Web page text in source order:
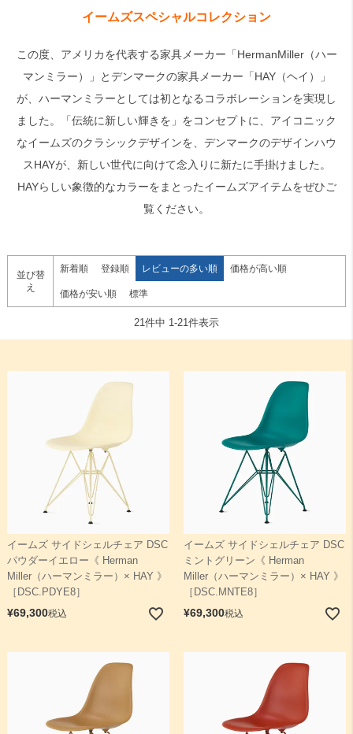
検索
イームズスペシャルコレクション
この度、アメリカを代表する家具メーカー「HermanMiller（ハー
マンミラー）」とデンマークの家具メーカー「HAY（ヘイ）」
が、ハーマンミラーとしては初となるコラボレーションを実現し
ました。「伝統に新しい輝きを」をコンセプトに、アイコニック
なイームズのクラシックデザインを、デンマークのデザインハウ
スHAYが、新しい世代に向けて念入りに新たに手掛けました。
HAYらしい象徴的なカラーをまとったイームズアイテムをぜひご
覧ください。
並び替
え
新着順 登録順 レビューの多い順 価格が高い順
価格が安い順 標準
21件中 1-21件表示
イームズ サイドシェルチェア DSC
パウダーイエロー《 Herman
Miller（ハーマンミラー）× HAY 》
［DSC.PDYE8］
¥69,300税込
イームズ サイドシェルチェア DSC
ミントグリーン《 Herman
Miller（ハーマンミラー）× HAY 》
［DSC.MNTE8］
¥69,300税込